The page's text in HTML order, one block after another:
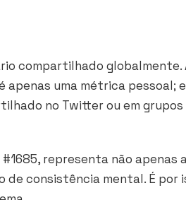
compartilhado globalmente.
apenas uma métrica pessoal;
no Twitter ou em grupos
representa não apenas
de consistência mental. É por